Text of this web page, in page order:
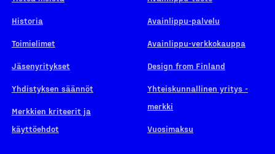
Historia
Toimielimet
Jäsenyritykset
Yhdistyksen säännöt
Merkkien kriteerit ja
käyttöehdot
Avainlippu-palvelu
Avainlippu-verkkokauppa
Design from Finland
Yhteiskunnallinen yritys -
merkki
Vuosimaksu